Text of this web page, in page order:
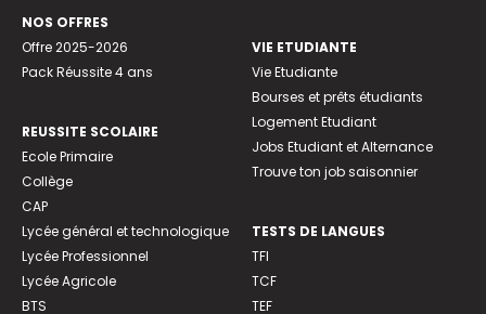
NOS OFFRES
Offre 2025-2026
Pack Réussite 4 ans
REUSSITE SCOLAIRE
Ecole Primaire
Collège
CAP
Lycée général et technologique
Lycée Professionnel
Lycée Agricole
BTS
VIE ETUDIANTE
Vie Etudiante
Bourses et prêts étudiants
Logement Etudiant
Jobs Etudiant et Alternance
Trouve ton job saisonnier
TESTS DE LANGUES
TFI
TCF
TEF